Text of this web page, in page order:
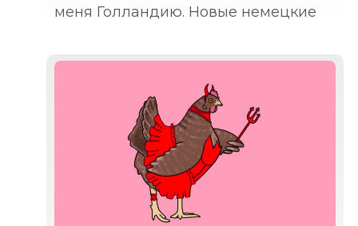
меня Голландию. Новые немецкие
рекомендациями за рыбой, одеждой
и напитками ездить в Голландию.